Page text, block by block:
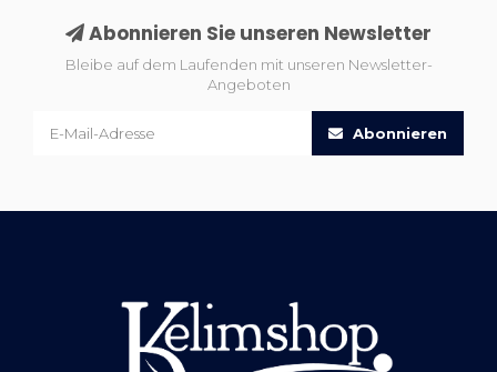
Abonnieren Sie unseren Newsletter
Bleibe auf dem Laufenden mit unseren Newsletter-
Angeboten
Abonnieren